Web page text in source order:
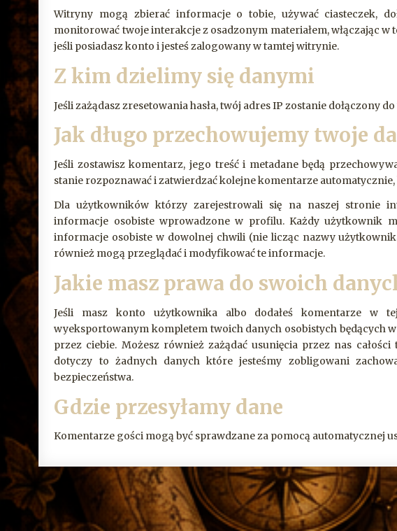
Witryny mogą zbierać informacje o tobie, używać ciasteczek,
monitorować twoje interakcje z osadzonym materiałem, włączając
jeśli posiadasz konto i jesteś zalogowany w tamtej witrynie.
Z kim dzielimy się danymi
Jeśli zażądasz zresetowania hasła, twój adres IP zostanie dołączony
Jak długo przechowujemy twoje
Jeśli zostawisz komentarz, jego treść i metadane będą
stanie rozpoznawać i zatwierdzać kolejne komentarze
Dla użytkowników którzy zarejestrowali się na naszej stronie
informacje osobiste wprowadzone w profilu. Każdy użytkownik
informacje osobiste w dowolnej chwili (nie licząc nazwy
również mogą przeglądać i modyfikować te informacje.
Jakie masz prawa do swoich
Jeśli masz konto użytkownika albo dodałeś komentarze w
wyeksportowanym kompletem twoich danych osobistych będących
przez ciebie. Możesz również zażądać usunięcia przez nas
dotyczy to żadnych danych które jesteśmy zobligowani
bezpieczeństwa.
Gdzie przesyłamy dane
Komentarze gości mogą być sprawdzane za pomocą automatycznej